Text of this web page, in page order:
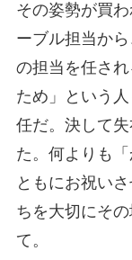
その姿勢が買
ーブル担当か
の担当を任さ
ため」という
任だ。決して
た。何よりも
ともにお祝い
ちを大切にそ
て。